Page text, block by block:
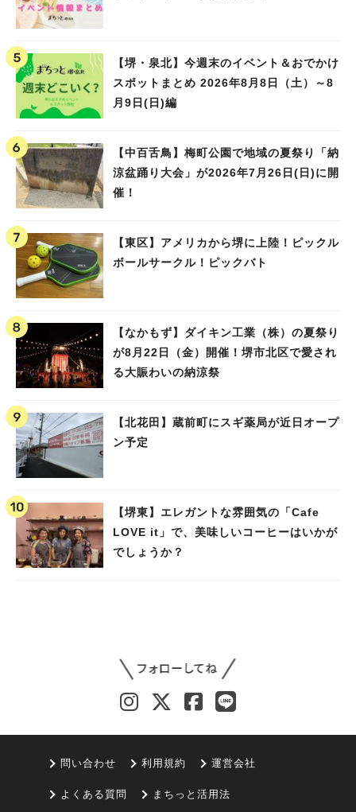
【堺・泉北】今週末のイベント＆おでかけ
スポットまとめ 2026年8月8日（土）～8
月9日(日)編
【中百舌鳥】梅町公園で地域の夏祭り「納
涼盆踊り大会」が2026年7月26日(日)に開
催！
【東区】アメリカから堺に上陸！ピックル
ボールサークル！ピックバト
【なかもず】ダイキン工業（株）の夏祭り
が8月22日（金）開催！堺市北区で愛され
る大賑わいの納涼祭
【北花田】蔵前町にスギ薬局が近日オープ
ン予定
【堺東】エレガントな雰囲気の「Cafe
LOVE it」で、美味しいコーヒーはいかが
でしょうか？
問い合わせ 利用規約 運営会社
よくある質問 まちっと活用法